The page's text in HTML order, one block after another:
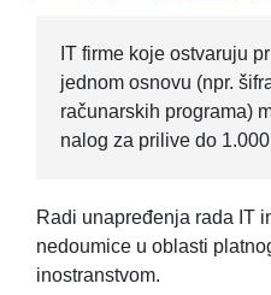
IT firme koje ostvaruju
jednom osnovu (npr.
računarskih programa)
nalog za prilive do
Radi unapređenja rada IT
nedoumice u oblasti
inostranstvom.